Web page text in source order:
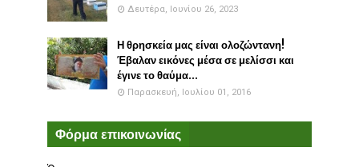
Δευτέρα, Ιουνίου 26, 2023
Η θρησκεία μας είναι ολοζώντανη!
Έβαλαν εικόνες μέσα σε μελίσσι και
έγινε το θαύμα...
Παρασκευή, Ιουλίου 01, 2016
Φόρμα επικοινωνίας